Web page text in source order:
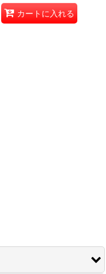
カートに入れる